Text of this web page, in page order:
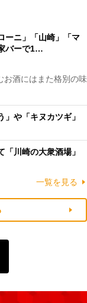
ーニ」「山崎」「マ
バーで1…
酒にはまた格別の味
」や「キヌカツギ」
「川崎の大衆酒場」
一覧を見る